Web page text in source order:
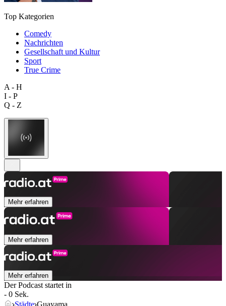
Top Kategorien
Comedy
Nachrichten
Gesellschaft und Kultur
Sport
True Crime
A - H
I - P
Q - Z
Mehr erfahren
Mehr erfahren
Mehr erfahren
Der Podcast startet in
- 0 Sek.